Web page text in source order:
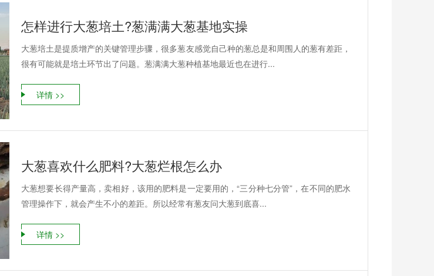
怎样进行大葱培土?葱满满大葱基地实操
大葱培土是提质增产的关键管理步骤，很多葱友感觉自己种的葱总是和周围人的葱有差距，
很有可能就是培土环节出了问题。葱满满大葱种植基地最近也在进行...
详情 >>
大葱喜欢什么肥料?大葱烂根怎么办
大葱想要长得产量高，卖相好，该用的肥料是一定要用的，“三分种七分管”，在不同的肥水
管理操作下，就会产生不小的差距。所以经常有葱友问大葱到底喜...
详情 >>